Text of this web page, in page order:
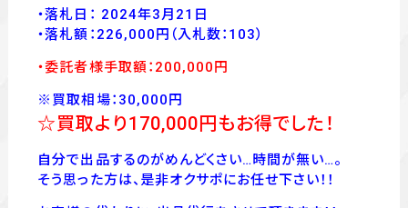
・落札日： 2024年3月21日
・落札額：226,000 円 （入札数：103）
・委託者様手取額：200,000 円
※買取相場：30,000円
☆買取より170,000円もお得でした！
自分で出品するのがめんどくさい…時間が無い…。
そう思った方は、是非オクサポにお任せ下さい！！